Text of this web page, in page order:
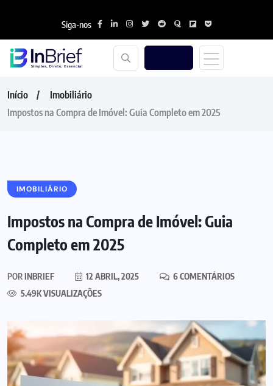
Siga-nos
Início
Imobiliário
Impostos na Compra de Imóvel: Guia Completo em 2025
IMOBILIÁRIO
Impostos na Compra de Imóvel: Guia
Completo em 2025
PORINBRIEF 12 ABRIL, 2025
6 COMENTÁRIOS
5.49K VISUALIZAÇÕES